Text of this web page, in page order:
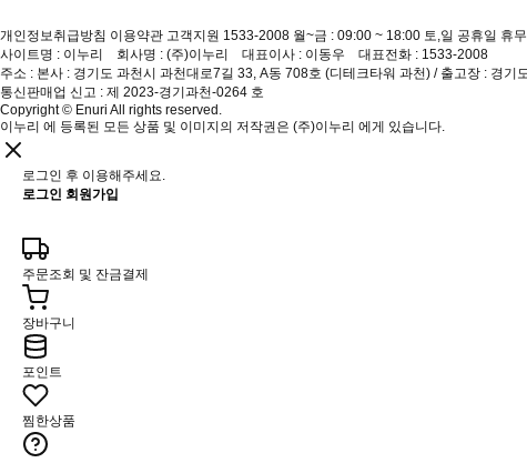
개인정보취급방침 이용약관 고객지원 1533-2008 월~금 : 09:00 ~ 18:00 토,일 공휴일 휴
사이트명 : 이누리 회사명 : (주)이누리 대표이사 : 이동우 대표전화 : 1533-2008
주소 : 본사 : 경기도 과천시 과천대로7길 33, A동 708호 (디테크타워 과천) / 출고장 : 경
통신판매업 신고 : 제 2023-경기과천-0264 호
Copyright © Enuri All rights reserved.
이누리 에 등록된 모든 상품 및 이미지의 저작권은 (주)이누리 에게 있습니다.
로그인 후 이용해주세요.
로그인 회원가입
주문조회 및 잔금결제
장바구니
포인트
찜한상품